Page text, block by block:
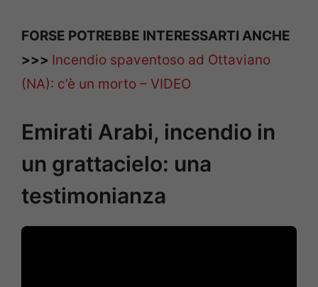
FORSE POTREBBE INTERESSARTI ANCHE
>>> Incendio spaventoso ad Ottaviano
(NA): c’è un morto – VIDEO
Emirati Arabi, incendio in
un grattacielo: una
testimonianza